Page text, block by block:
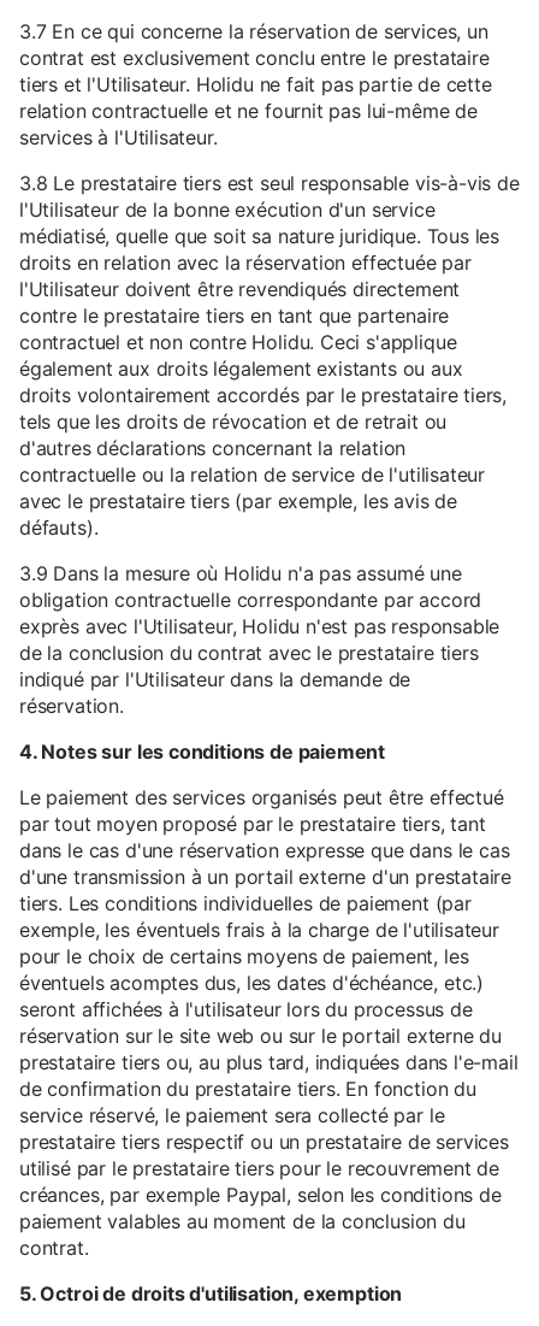
3.7 En ce qui concerne la réservation de services, un
contrat est exclusivement conclu entre le prestataire
tiers et l'Utilisateur. Holidu ne fait pas partie de cette
relation contractuelle et ne fournit pas lui-même de
services à l'Utilisateur.
3.8 Le prestataire tiers est seul responsable vis-à-vis de
l'Utilisateur de la bonne exécution d'un service
médiatisé, quelle que soit sa nature juridique. Tous les
droits en relation avec la réservation effectuée par
l'Utilisateur doivent être revendiqués directement
contre le prestataire tiers en tant que partenaire
contractuel et non contre Holidu. Ceci s'applique
également aux droits légalement existants ou aux
droits volontairement accordés par le prestataire tiers,
tels que les droits de révocation et de retrait ou
d'autres déclarations concernant la relation
contractuelle ou la relation de service de l'utilisateur
avec le prestataire tiers (par exemple, les avis de
défauts).
3.9 Dans la mesure où Holidu n'a pas assumé une
obligation contractuelle correspondante par accord
exprès avec l'Utilisateur, Holidu n'est pas responsable
de la conclusion du contrat avec le prestataire tiers
indiqué par l'Utilisateur dans la demande de
réservation.
4. Notes sur les conditions de paiement
Le paiement des services organisés peut être effectué
par tout moyen proposé par le prestataire tiers, tant
dans le cas d'une réservation expresse que dans le cas
d'une transmission à un portail externe d'un prestataire
tiers. Les conditions individuelles de paiement (par
exemple, les éventuels frais à la charge de l'utilisateur
pour le choix de certains moyens de paiement, les
éventuels acomptes dus, les dates d'échéance, etc.)
seront affichées à l'utilisateur lors du processus de
réservation sur le site web ou sur le portail externe du
prestataire tiers ou, au plus tard, indiquées dans l'e-mail
de confirmation du prestataire tiers. En fonction du
service réservé, le paiement sera collecté par le
prestataire tiers respectif ou un prestataire de services
utilisé par le prestataire tiers pour le recouvrement de
créances, par exemple Paypal, selon les conditions de
paiement valables au moment de la conclusion du
contrat.
5. Octroi de droits d'utilisation, exemption